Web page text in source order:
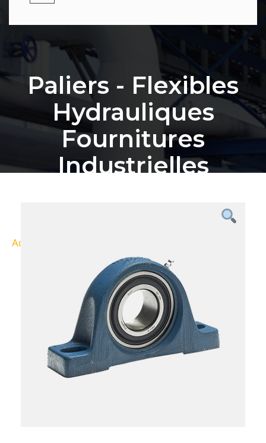
Paliers - Flexibles
Hydrauliques
Fournitures
Industrielles
Accueil